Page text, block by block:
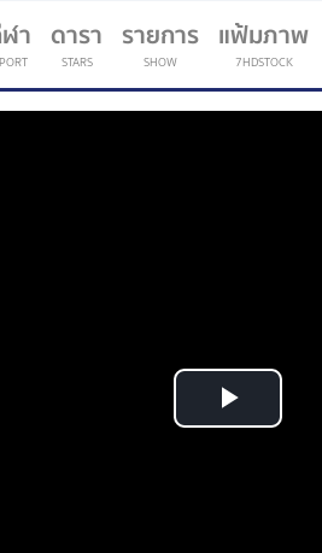
า
(current)
ดารา
STARS
รายการ
SHOW
แฟ้มภาพ
7HDSTOCK
Play